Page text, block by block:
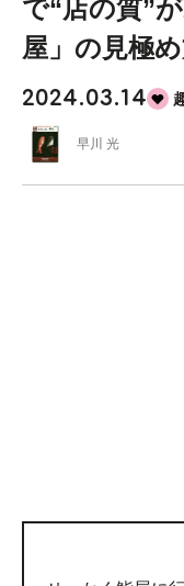
で“店の質”
屋」の見極
2024.03.14
早川 光